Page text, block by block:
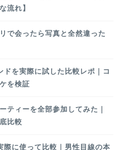
流れ】
で会ったら写真と全然違った
ドを実際に試した比較レポ｜コ
を検証
ティーを全部参加してみた｜
比較
際に使って比較｜男性目線の本